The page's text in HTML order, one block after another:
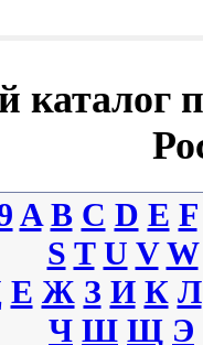
каталог
A B C D E F
S T U V W
Е Ж З И К Л
Ч Ш Щ Э